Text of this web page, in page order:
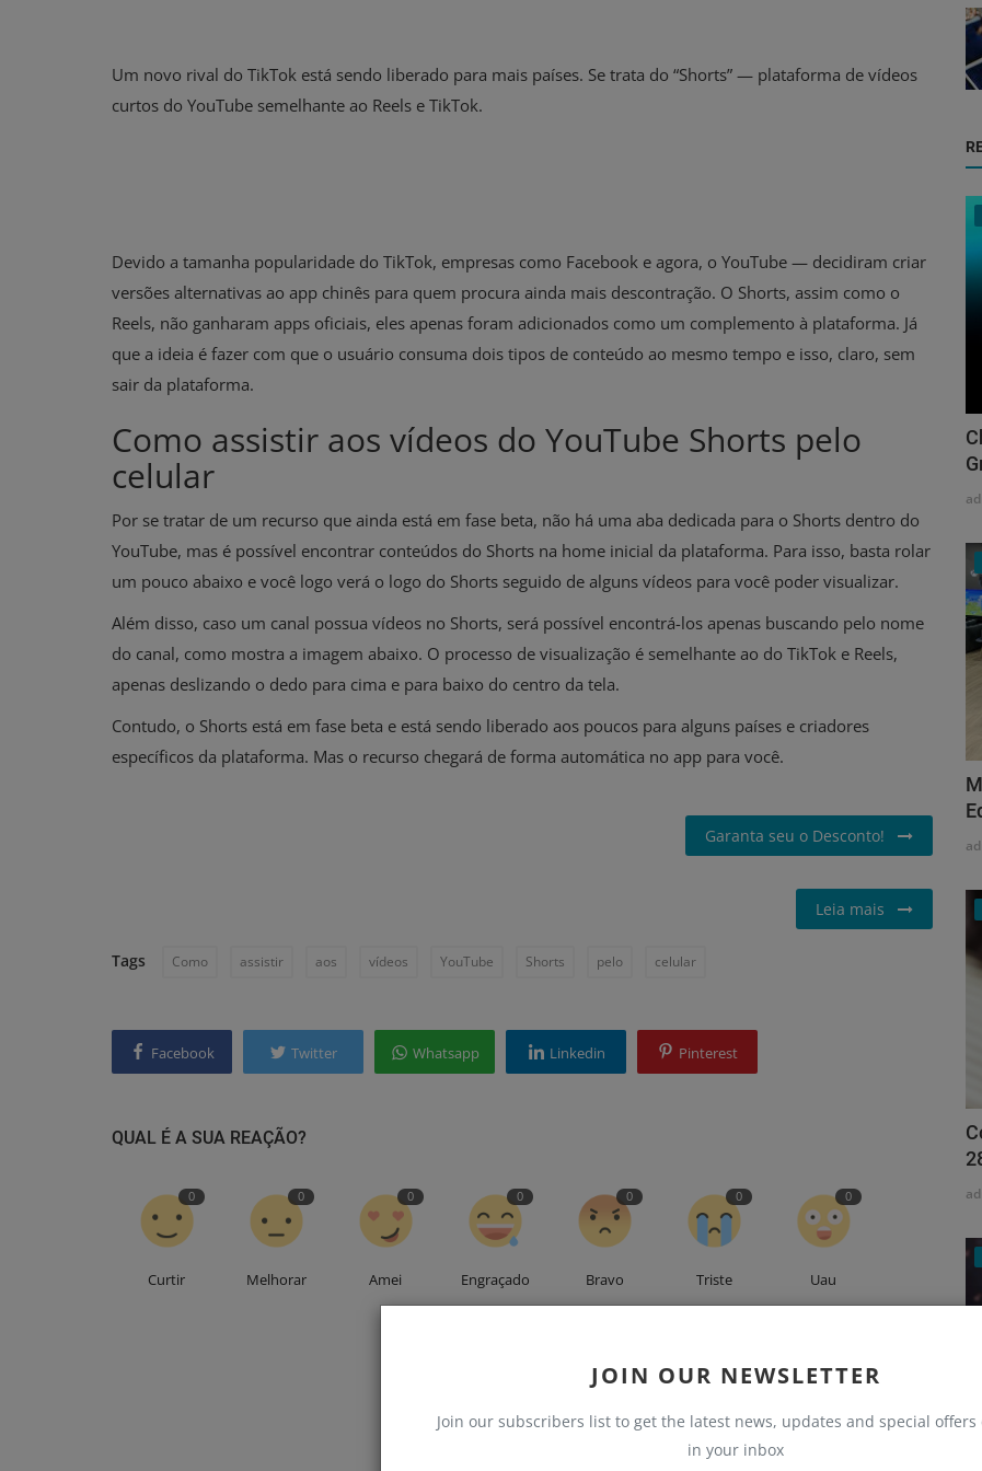
JOIN OUR NEWSLETTER
Join our subscribers list to get the latest news, updates and special
in your inbox
Um novo rival do TikTok está sendo liberado para mais países. Se trata do “Shorts” — plataforma de vídeos
curtos do YouTube semelhante ao Reels e TikTok.
Devido a tamanha popularidade do TikTok, empresas como Facebook e agora, o YouTube — decidiram criar
versões alternativas ao app chinês para quem procura ainda mais descontração. O Shorts, assim como o
Reels, não ganharam apps oficiais, eles apenas foram adicionados como um complemento à plataforma. Já
que a ideia é fazer com que o usuário consuma dois tipos de conteúdo ao mesmo tempo e isso, claro, sem
sair da plataforma.
Como assistir aos vídeos do YouTube Shorts pelo
celular
Por se tratar de um recurso que ainda está em fase beta, não há uma aba dedicada para o Shorts dentro do
YouTube, mas é possível encontrar conteúdos do Shorts na home inicial da plataforma. Para isso, basta rolar
um pouco abaixo e você logo verá o logo do Shorts seguido de alguns vídeos para você poder visualizar.
Além disso, caso um canal possua vídeos no Shorts, será possível encontrá-los apenas buscando pelo nome
do canal, como mostra a imagem abaixo. O processo de visualização é semelhante ao do TikTok e Reels,
apenas deslizando o dedo para cima e para baixo do centro da tela.
Contudo, o Shorts está em fase beta e está sendo liberado aos poucos para alguns países e criadores
específicos da plataforma. Mas o recurso chegará de forma automática no app para você.
Garanta seu o Desconto!
Leia mais
Tags Como assistir aos vídeos YouTube Shorts pelo celular
Facebook Twitter Whatsapp Linkedin Pinterest
QUAL É A SUA REAÇÃO?
0
Curtir
0
Melhorar
0
Amei
0
Engraçado
0
Bravo
0
Triste
0
Uau